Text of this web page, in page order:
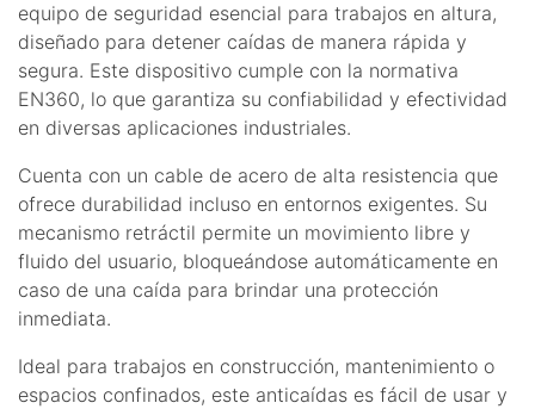
equipo de seguridad esencial para trabajos en altura,
diseñado para detener caídas de manera rápida y
segura. Este dispositivo cumple con la normativa
EN360, lo que garantiza su confiabilidad y efectividad
en diversas aplicaciones industriales.
Cuenta con un cable de acero de alta resistencia que
ofrece durabilidad incluso en entornos exigentes. Su
mecanismo retráctil permite un movimiento libre y
fluido del usuario, bloqueándose automáticamente en
caso de una caída para brindar una protección
inmediata.
Ideal para trabajos en construcción, mantenimiento o
espacios confinados, este anticaídas es fácil de usar y